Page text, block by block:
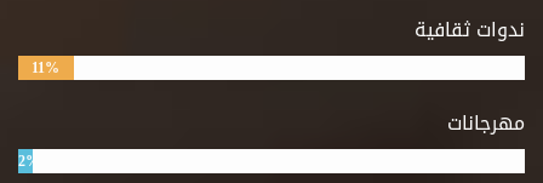
ندوات ثقافية
11%
مهرجانات
2%